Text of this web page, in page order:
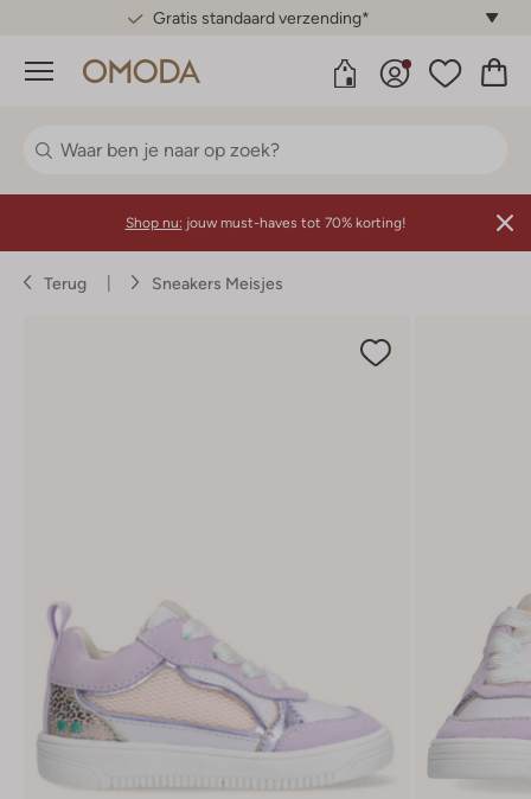
Gratis standaard verzending*
Menu
Shop nu: jouw must-haves tot 70% korting!
Terug Sneakers Meisjes